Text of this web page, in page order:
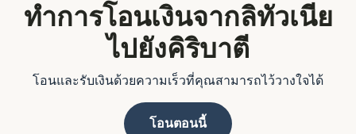
ทำการโอนเงินจากลิทัวเนีย
ไปยังคิริบาตี
โอนและรับเงินด้วยความเร็วที่คุณสามารถไว้วางใจได้
โอนตอนนี้